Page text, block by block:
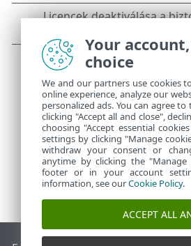
Your
choice
We and our partners use cookies
online experience, analyze our
personalized ads. You can agree
clicking "Accept all and close",
choosing "Accept essential
settings by clicking "Manage
withdraw your consent or
anytime by clicking the
footer or in your account
information, see ourCookie Policy.
ACCEPT ALL